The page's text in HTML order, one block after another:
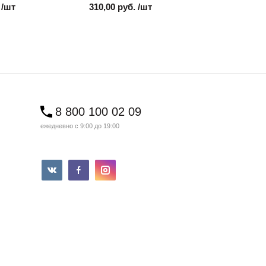
/шт 310,00 руб. /шт
8 800 100 02 09
ежедневно с 9:00 до 19:00